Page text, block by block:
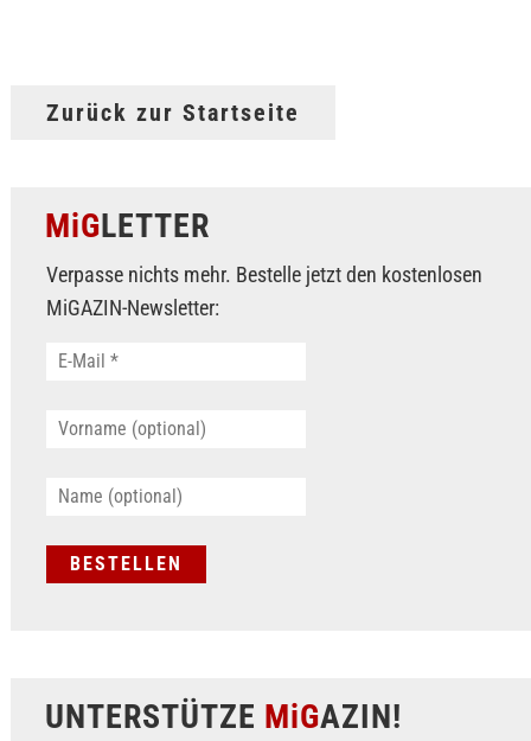
Zurück zur Startseite
MiGLETTER
Verpasse nichts mehr. Bestelle jetzt den kostenlosen
MiGAZIN-Newsletter:
UNTERSTÜTZE MiGAZIN!